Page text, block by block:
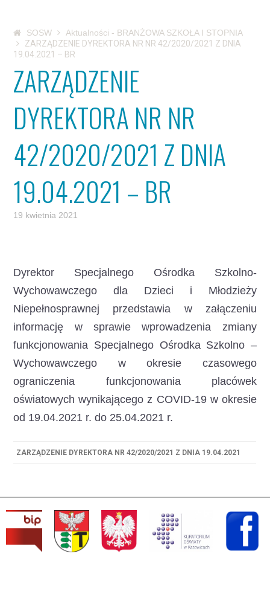
SOSW
Aktualności - BRANŻOWA SZKOŁA I STOPNIA
ZARZĄDZENIE DYREKTORA NR NR 42/2020/2021 Z DNIA
19.04.2021 – BR
ZARZĄDZENIE
DYREKTORA NR NR
42/2020/2021 Z DNIA
19.04.2021 – BR
19 kwietnia 2021
Dyrektor Specjalnego Ośrodka Szkolno-
Wychowawczego dla Dzieci i Młodzieży
Niepełnosprawnej przedstawia w załączeniu
informację w sprawie wprowadzenia zmiany
funkcjonowania Specjalnego Ośrodka Szkolno –
Wychowawczego w okresie czasowego
ograniczenia funkcjonowania placówek
oświatowych wynikającego z COVID-19 w okresie
od 19.04.2021 r. do 25.04.2021 r.
ZARZĄDZENIE DYREKTORA NR 42/2020/2021 Z DNIA 19.04.2021